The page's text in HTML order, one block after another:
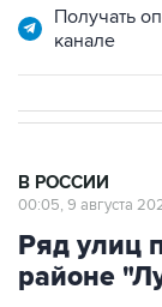
Получать
канале
В РОССИИ
00:05, 9 августа
Ряд улиц
районе